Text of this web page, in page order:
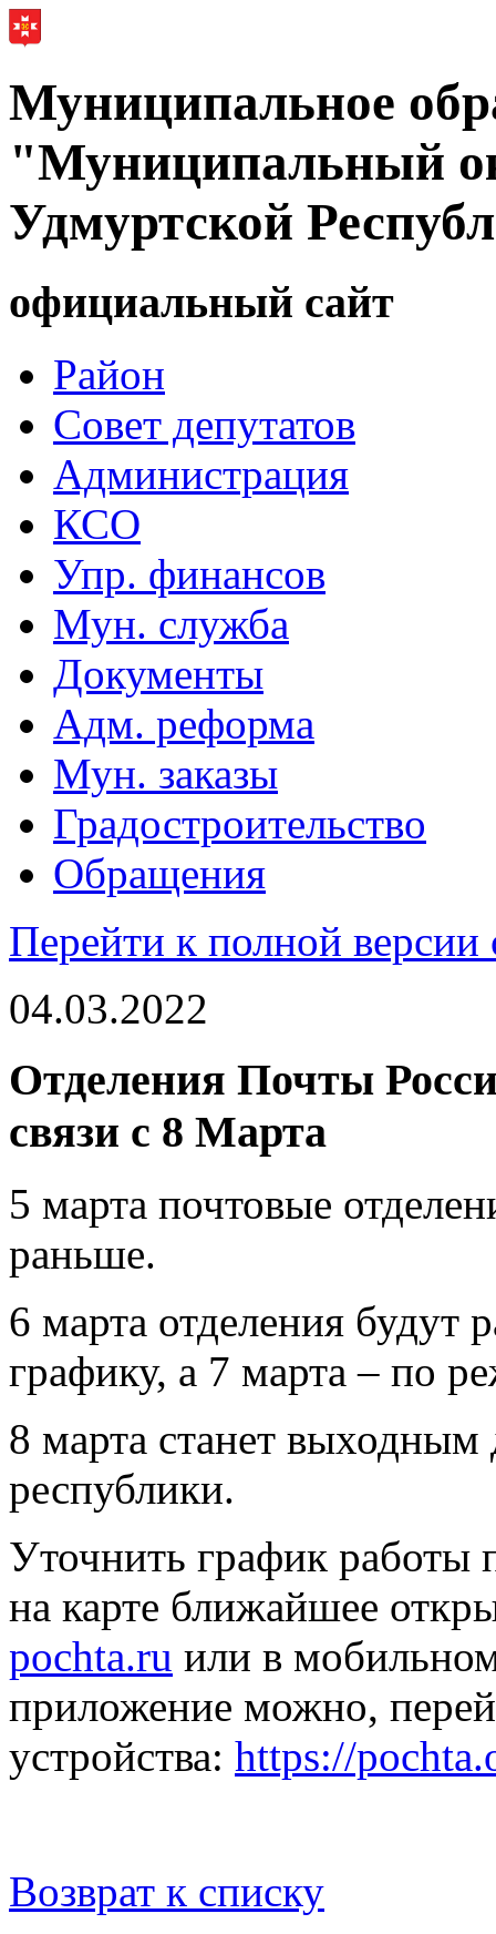
Муниципальное
"Муниципальный
Удмуртской
официальный сайт
Район
Совет депутатов
Администрация
КСО
Упр. финансов
Мун. служба
Документы
Адм. реформа
Мун. заказы
Градостроительство
Обращения
Перейти к полной версии
04.03.2022
Отделения Почты
связи с 8 Марта
5 марта почтовые
раньше.
6 марта отделения будут
графику, а 7 марта – по
8 марта станет выходным
республики.
Уточнить график работы
на карте ближайшее
pochta.ru или в
приложение можно,
устройства: https://
Возврат к списку